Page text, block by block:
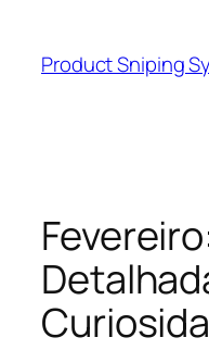
content
Product Sniping